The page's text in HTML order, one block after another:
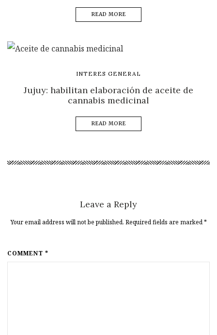
READ MORE
INTERES GENERAL
Jujuy: habilitan elaboración de aceite de
cannabis medicinal
READ MORE
Leave a Reply
Your email address will not be published. Required fields are marked*
COMMENT *